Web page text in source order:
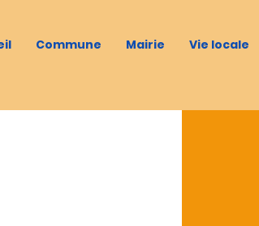
Commune Mairie Vie locale